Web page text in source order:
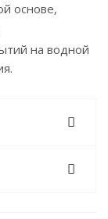
основе,
на водной